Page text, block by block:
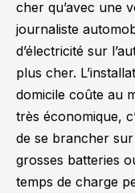
cher qu’avec une
journaliste
d’électricité sur
plus cher.
domicile coûte au
très économique,
de se brancher
grosses batteries
temps de charge